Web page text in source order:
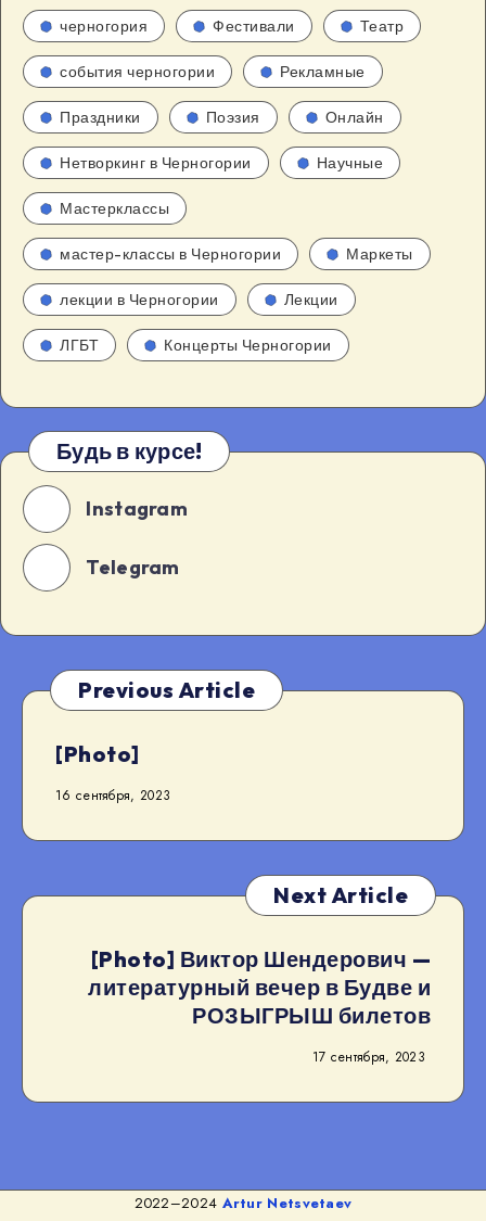
черногория Фестивали Театр
события черногории Рекламные
Праздники Поэзия Онлайн
Нетворкинг в Черногории Научные
Мастерклассы
мастер-классы в Черногории Маркеты
лекции в Черногории Лекции
ЛГБТ Концерты Черногории
Будь в курсе!
Instagram
Telegram
Previous Article
[Photo]
16 сентября, 2023
Next Article
[Photo] Виктор Шендерович —
литературный вечер в Будве и
РОЗЫГРЫШ билетов
17 сентября, 2023
2022–2024 Artur Netsvetaev